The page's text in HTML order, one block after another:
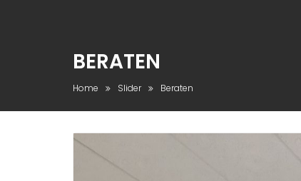
BERATEN
Home Slider Beraten